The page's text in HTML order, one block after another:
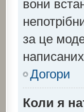
вони
за це
Догори
Коли я